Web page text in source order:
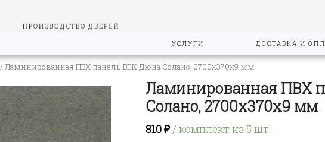
УСЛУГИ ДОСТАВКА И
/ Ламинированная ПВХ панель ВЕК Дюна Солано, 2700х370х9 мм
Ламинированная ПВХ
Солано, 2700х370х9 мм
810₽/ комплект из 5 шт.